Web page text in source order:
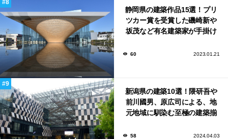
静岡県の建築作品15選！プリ
ツカー賞を受賞した磯崎新や
坂茂など有名建築家が手掛け
60 2023.01.21
新潟県の建築10選！隈研吾や
前川國男、原広司による、地
元地域に馴染む至極の建築揃
58 2024.04.03